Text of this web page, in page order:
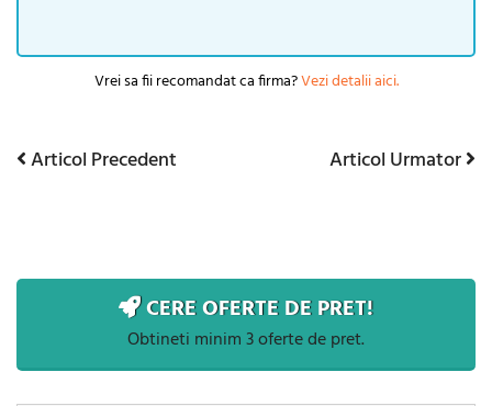
Vrei sa fii recomandat ca firma?Vezi detalii aici.
Navigare
articole
Articol
Articol Precedent
Articol
Articol Urmator
CERE OFERTE DE PRET!
Obtineti minim 3 oferte de pret.